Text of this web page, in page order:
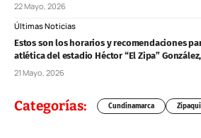
22 Mayo, 2026
Últimas Noticias
Estos son los horarios y recomendaciones
atlética del estadio Héctor “El Zipa” González,
21 Mayo, 2026
Categorías: Cundinamarca